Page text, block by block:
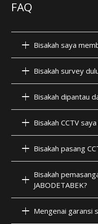
FAQ
Bisakah saya
Bisakah survey
Bisakah dipantau
Bisakah CCTV
Bisakah pasang
Bisakah
JABODETABEK?
Mengenai garansi